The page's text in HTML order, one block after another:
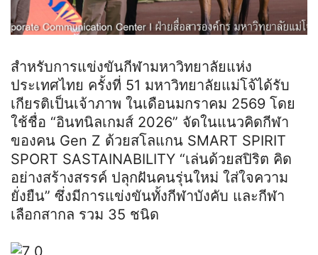
สำหรับการแข่งขันกีฬามหาวิทยาลัยแห่ง
ประเทศไทย ครั้งที่ 51 มหาวิทยาลัยแม่โจ้ได้รับ
เกียรติเป็นเจ้าภาพ ในเดือนมกราคม 2569 โดย
ใช้ชื่อ “อินทนิลเกมส์ 2026” จัดในแนวคิดกีฬา
ของคน Gen Z ด้วยสโลแกน SMART SPIRIT
SPORT SASTAINABILITY “เล่นด้วยสปิริต คิด
อย่างสร้างสรรค์ ปลุกฝันคนรุ่นใหม่ ใส่ใจความ
ยั่งยืน” ซึ่งมีการแข่งขันทั้งกีฬาบังคับ และกีฬา
เลือกสากล รวม 35 ชนิด